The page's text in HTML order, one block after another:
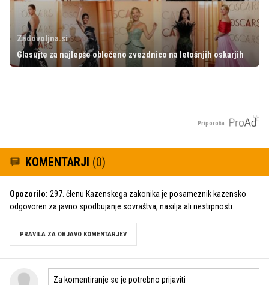
Zadovoljna.si
Glasujte za najlepše oblečeno zvezdnico na letošnjih oskarjih
Priporoča
KOMENTARJI (0)
Opozorilo: 297. členu Kazenskega zakonika je posameznik kazensko
odgovoren za javno spodbujanje sovraštva, nasilja ali nestrpnosti.
PRAVILA ZA OBJAVO KOMENTARJEV